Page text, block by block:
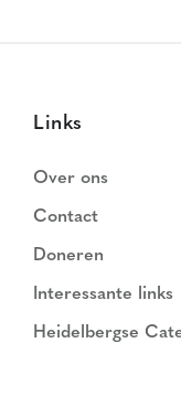
Links
Over ons
Contact
Doneren
Interessante links
Heidelbergse